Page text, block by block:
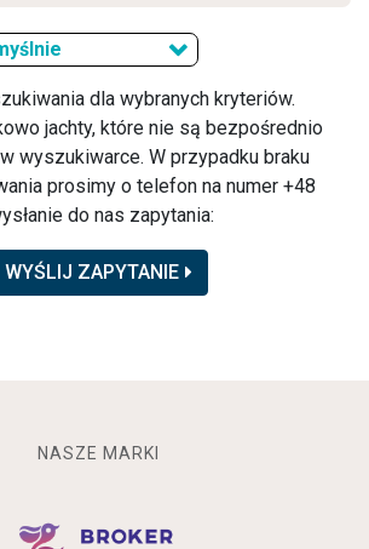
dla wybranych kryteriów.
jachty, które nie są bezpośrednio
wyszukiwarce. W przypadku braku
prosimy o telefon na numer +48
do nas zapytania:
WYŚLIJ ZAPYTANIE
NASZE MARKI